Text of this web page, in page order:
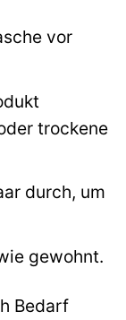
vor
trockene
durch, um
gewohnt.
Bedarf